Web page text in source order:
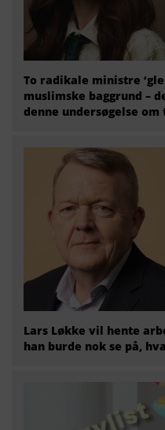
To radikale ministre
muslimske baggrund –
denne undersøgelse
Lars Løkke vil hente
han burde nok se på,